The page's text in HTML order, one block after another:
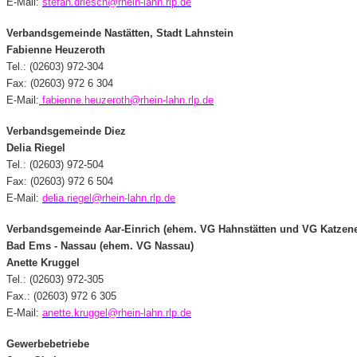
Verbandsgemeinde Nastätten, Stadt Lahnstein
Fabienne Heuzeroth
Tel.: (02603) 972-304
Fax: (02603) 972 6 304
E-Mail: fabienne.heuzeroth@rhein-lahn.rlp.de
Verbandsgemeinde Diez
Delia Riegel
Tel.: (02603) 972-504
Fax: (02603) 972 6 504
E-Mail: delia.riegel@rhein-lahn.rlp.de
Verbandsgemeinde Aar-Einrich (ehem. VG Hahnstätten und VG
Bad Ems - Nassau (ehem. VG Nassau)
Anette Kruggel
Tel.: (02603) 972-305
Fax.: (02603) 972 6 305
E-Mail: anette.kruggel@rhein-lahn.rlp.de
Gewerbebetriebe